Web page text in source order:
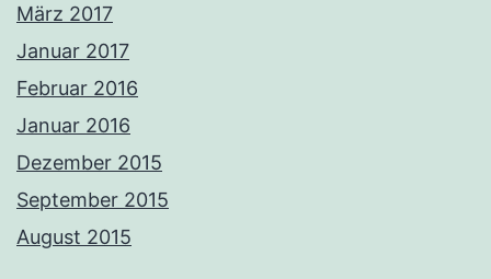
März 2017
Januar 2017
Februar 2016
Januar 2016
Dezember 2015
September 2015
August 2015